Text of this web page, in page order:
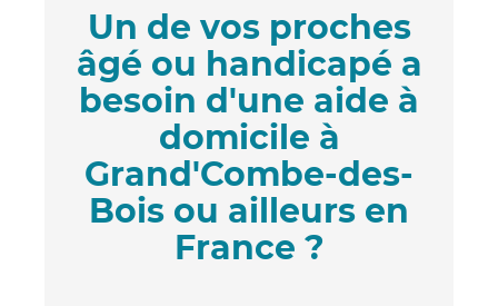
Un de vos proches
âgé ou handicapé a
besoin d'une aide à
domicile à
Grand'Combe-des-
Bois ou ailleurs en
France ?